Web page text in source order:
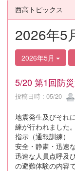
西高トピックス
2026年5
2026年5月
5/20 第1回防
投稿日時 : 05/20
地震発生及びそれ
練が行われました
指示（通報訓練
安全・静粛・迅速
迅速な人員点呼及
の避難体験の内容